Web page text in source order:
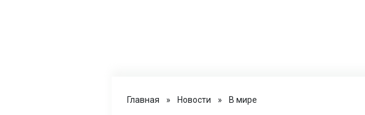
Главная » Новости » В мире